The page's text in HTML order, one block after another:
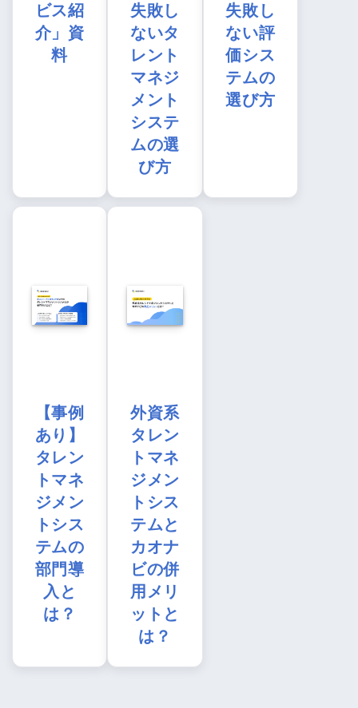
ビス紹
介」資
料
失敗し
ないタ
レント
マネジ
メント
システ
ムの選
び方
失敗し
ない評
価シス
テムの
選び方
【事例
あり】
タレン
トマネ
ジメン
トシス
テムの
部門導
入と
は？
外資系
タレン
トマネ
ジメン
トシス
テムと
カオナ
ビの併
用メリ
ットと
は？